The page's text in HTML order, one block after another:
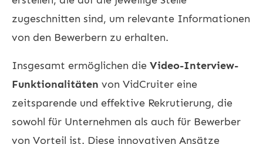
zugeschnitten sind, um relevante Informationen
von den Bewerbern zu erhalten.
Insgesamt ermöglichen die Video-Interview-
Funktionalitäten von VidCruiter eine
zeitsparende und effektive Rekrutierung, die
sowohl für Unternehmen als auch für Bewerber
von Vorteil ist. Diese innovativen Ansätze